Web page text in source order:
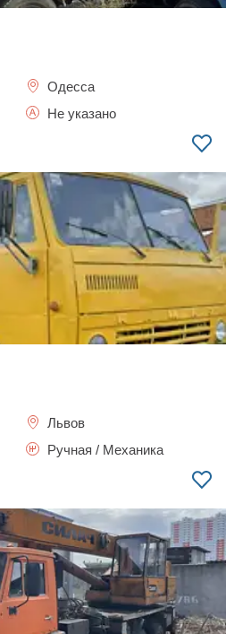
Одесса
Не указано
Львов
Ручная / Механика